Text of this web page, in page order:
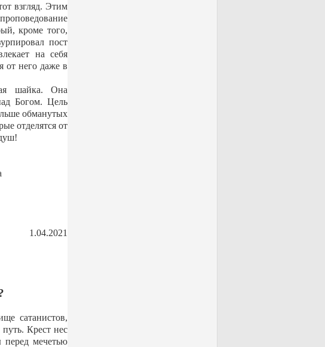
взгляд. Этим
кроме того,
пост
на себя
от него даже в
шайка. Она
Богом. Цель
обманутых
отделятся от
1.04.2021
сатанистов,
Крест нес
перед мечетью